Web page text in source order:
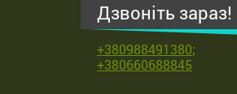
Дзвоніть зараз!
+380988491380;
+380660688845